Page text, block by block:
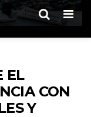
EL
CON
Y